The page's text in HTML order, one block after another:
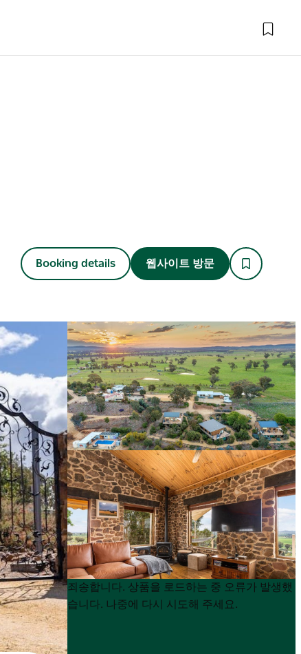
Booking details 웹사이트 방문
Product
List
Product
List
죄송합니다. 상품을 로드하는 중 오류가 발생했
습니다. 나중에 다시 시도해 주세요.